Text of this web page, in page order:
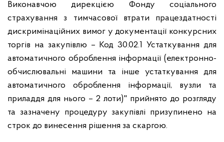
Виконавчою дирекцією Фонду соціального
страхування з тимчасової втрати працездатності
дискримінаційних вимог у документації конкурсних
торгів на закупівлю – Код 30.02.1 Устаткування для
автоматичного оброблення інформації (електронно-
обчислювальні машини та інше устаткування для
автоматичного оброблення інформації, вузли та
приладдя для нього – 2 лоти)" прийнято до розгляду
та зазначену процедуру закупівлі призупинено на
строк до винесення рішення за скаргою.